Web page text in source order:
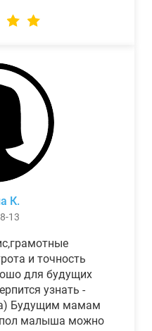
К.
13
и точность
для будущих
узнать -
Будущим мамам
пол малыша можно